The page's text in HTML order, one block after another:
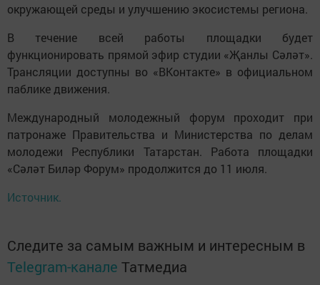
окружающей среды и улучшению экосистемы региона.
В течение всей работы площадки будет
функционировать прямой эфир студии «Җанлы Сәләт».
Трансляции доступны во «ВКонтакте» в официальном
паблике движения.
Международный молодежный форум проходит при
патронаже Правительства и Министерства по делам
молодежи Республики Татарстан. Работа площадки
«Сәләт Биләр Форум» продолжится до 11 июля.
Источник.
Следите за самым важным и интересным в
Telegram-канале Татмедиа